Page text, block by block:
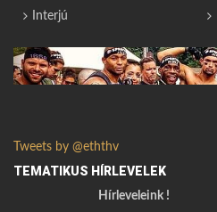
Interjú
Tweets by @eththv
TEMATIKUS HÍRLEVELEK
Hírleveleink !